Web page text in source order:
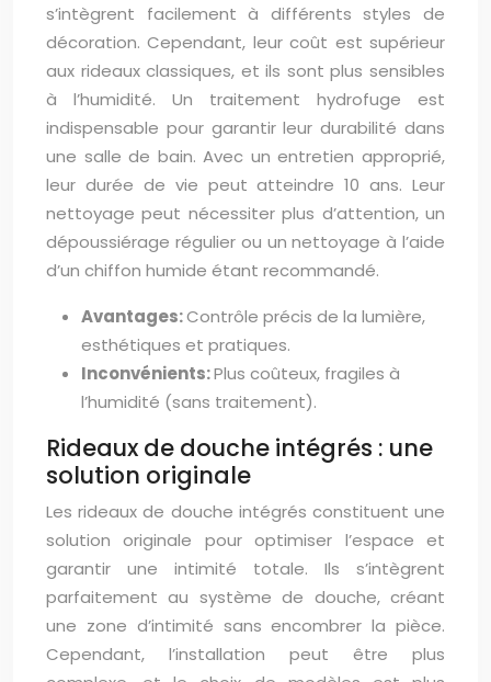
s’intègrent facilement à différents styles de
décoration. Cependant, leur coût est supérieur
aux rideaux classiques, et ils sont plus sensibles
à l’humidité. Un traitement hydrofuge est
indispensable pour garantir leur durabilité dans
une salle de bain. Avec un entretien approprié,
leur durée de vie peut atteindre 10 ans. Leur
nettoyage peut nécessiter plus d’attention, un
dépoussiérage régulier ou un nettoyage à l’aide
d’un chiffon humide étant recommandé.
Avantages:Contrôle précis de la lumière,
esthétiques et pratiques.
Inconvénients:Plus coûteux, fragiles à
l’humidité (sans traitement).
Rideaux de douche intégrés : une
solution originale
Les rideaux de douche intégrés constituent une
solution originale pour optimiser l’espace et
garantir une intimité totale. Ils s’intègrent
parfaitement au système de douche, créant
une zone d’intimité sans encombrer la pièce.
Cependant, l’installation peut être plus